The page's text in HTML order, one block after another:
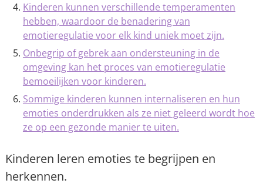
Kinderen kunnen verschillende temperamenten
hebben, waardoor de benadering van
emotieregulatie voor elk kind uniek moet zijn.
Onbegrip of gebrek aan ondersteuning in de
omgeving kan het proces van emotieregulatie
bemoeilijken voor kinderen.
Sommige kinderen kunnen internaliseren en hun
emoties onderdrukken als ze niet geleerd wordt hoe
ze op een gezonde manier te uiten.
Kinderen leren emoties te begrijpen en
herkennen.